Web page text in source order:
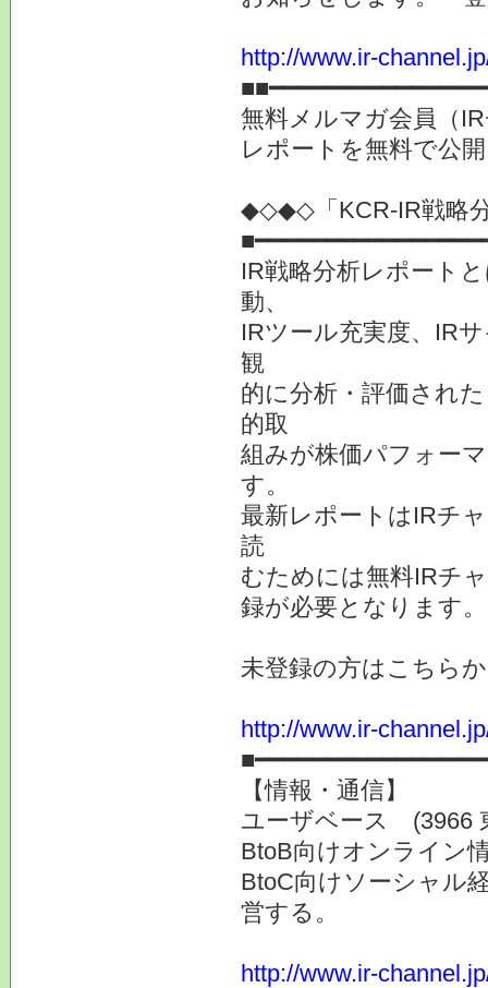
http://www.ir-
無料メルマガ会員（
レポートを無料で
◆◇◆◇「KCR-IR戦
IR戦略分析レポート
動、
IRツール充実度、IR
観
的に分析・評価され
的取
組みが株価パフォー
す。
最新レポートはIRチ
読
むためには無料IRチ
録が必要となります。
未登録の方はこちら
http://www.ir-
【情報・通信】
ユーザベース (3966
BtoB向けオンライン
BtoC向けソーシャル
営する。
http://www.ir-